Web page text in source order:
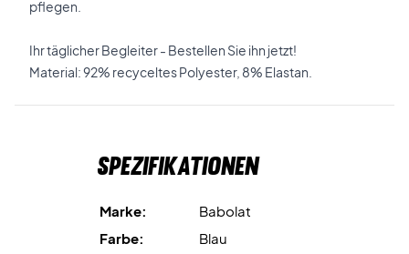
pflegen.
Ihr täglicher Begleiter - Bestellen Sie ihn jetzt!
Material: 92% recyceltes Polyester, 8% Elastan.
Spezifikationen
Marke:
Babolat
Farbe:
Blau